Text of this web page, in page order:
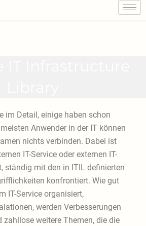
im Detail, einige haben schon
Anwender in der IT können
nichts verbinden. Dabei ist
IT-Service oder externen IT-
ständig mit den in ITIL definierten
konfrontiert. Wie gut
IT-Service organisiert,
werden Verbesserungen
zahllose weitere Themen, die die